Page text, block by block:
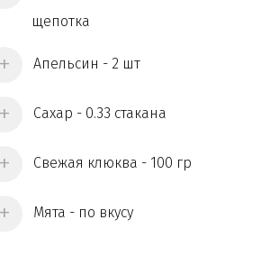
щепотка
Апельсин - 2 шт
Сахар - 0.33 стакана
Свежая клюква - 100 гр
Мята - по вкусу